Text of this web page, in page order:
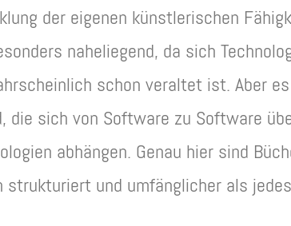
der eigenen künstlerischen
naheliegend, da sich
schon veraltet ist. Aber
die sich von Software zu Software
abhängen. Genau hier sind
strukturiert und umfänglicher als